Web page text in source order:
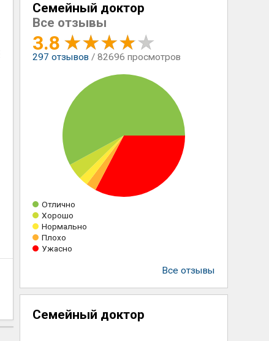
Семейный доктор
Все отзывы
3.8
297 отзывов / 82696 просмотров
Отлично
Хорошо
Нормально
Плохо
Ужасно
Все отзывы
Семейный доктор